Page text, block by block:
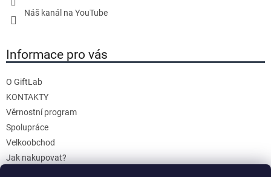
Náš kanál na YouTube
Informace pro vás
O GiftLab
KONTAKTY
Věrnostní program
Spolupráce
Velkoobchod
Jak nakupovat?